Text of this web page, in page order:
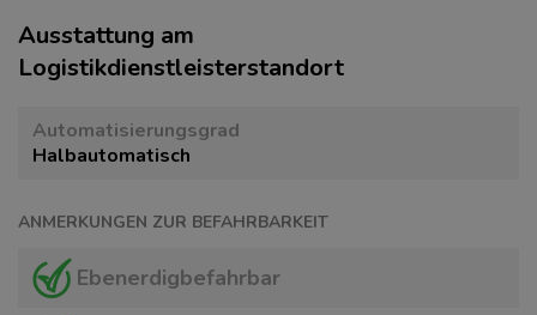
Ausstattung am
Logistikdienstleisterstandort
Automatisierungsgrad
Halbautomatisch
ANMERKUNGEN ZUR BEFAHRBARKEIT
Ebenerdigbefahrbar